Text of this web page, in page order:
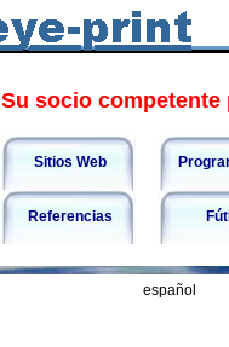
Su socio competente
Sitios Web
Referencias
español